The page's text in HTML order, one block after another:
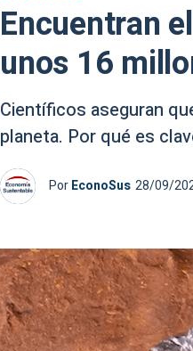
Encuentran
unos 16
Científicos aseguran
planeta. Por qué es
PorEconoSus 28/09/